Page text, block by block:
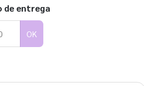
de entrega
OK